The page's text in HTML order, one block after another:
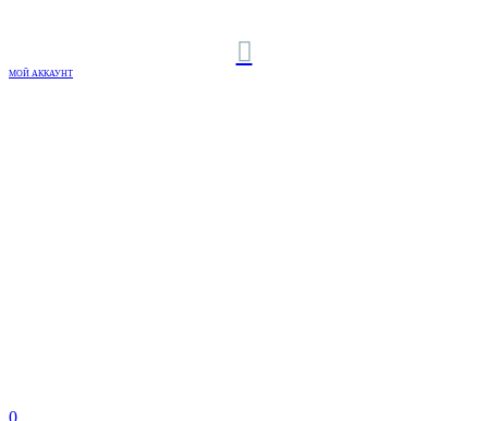
МОЙ АККАУНТ
0